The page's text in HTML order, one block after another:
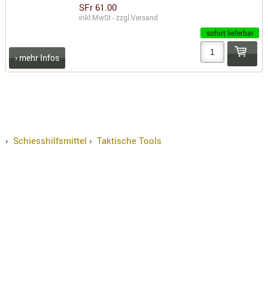
SFr 61.00
inkl.MwSt - zzgl.Versand
sofort lieferbar
› mehr Infos
› Schiesshilfsmittel › Taktische Tools